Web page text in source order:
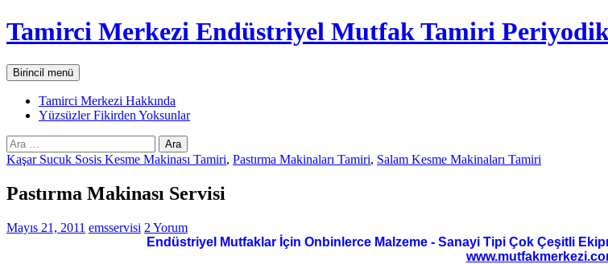
İçeriğe
atla
Tamirci Merkezi Endüstriyel Mutfak Tamiri Periyodik
AraBirincil menü
Tamirci Merkezi Hakkında
Yüzsüzler Fikirden Yoksunlar
Arama:
Kaşar Sucuk Sosis Kesme Makinası Tamiri, Pastırma Makinaları Tamiri, Salam Kesme Makinaları Tamiri
Pastırma Makinası Servisi
Mayıs 21, 2011 emsservisi 2 Yorum
Endüstriyel Mutfaklar İçin Onbinlerce Malzeme - Sanayi Tipi Çok Çeşitli